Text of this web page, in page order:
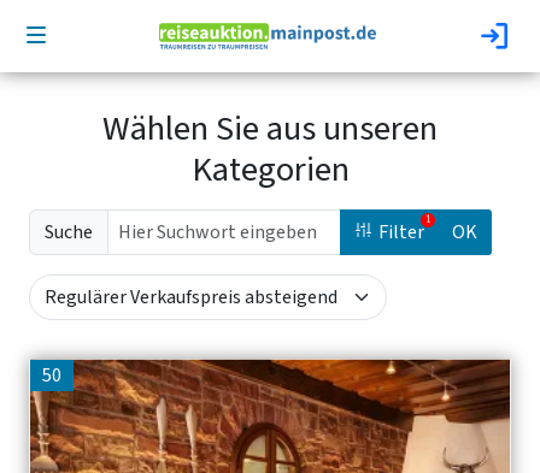
Wählen Sie aus unseren
Kategorien
Suche Filter OK
50